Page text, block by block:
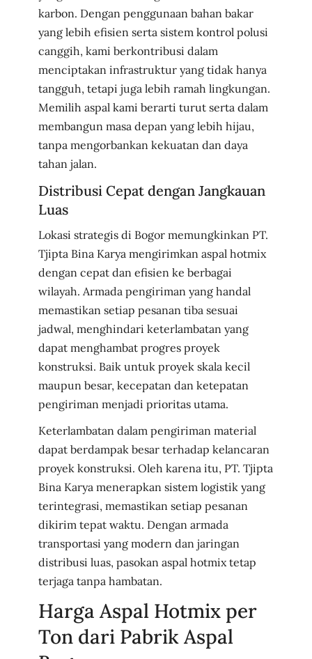
karbon. Dengan penggunaan bahan bakar
yang lebih efisien serta sistem kontrol polusi
canggih, kami berkontribusi dalam
menciptakan infrastruktur yang tidak hanya
tangguh, tetapi juga lebih ramah lingkungan.
Memilih aspal kami berarti turut serta dalam
membangun masa depan yang lebih hijau,
tanpa mengorbankan kekuatan dan daya
tahan jalan.
Distribusi Cepat dengan Jangkauan
Luas
Lokasi strategis di Bogor memungkinkan PT.
Tjipta Bina Karya mengirimkan aspal hotmix
dengan cepat dan efisien ke berbagai
wilayah. Armada pengiriman yang handal
memastikan setiap pesanan tiba sesuai
jadwal, menghindari keterlambatan yang
dapat menghambat progres proyek
konstruksi. Baik untuk proyek skala kecil
maupun besar, kecepatan dan ketepatan
pengiriman menjadi prioritas utama.
Keterlambatan dalam pengiriman material
dapat berdampak besar terhadap kelancaran
proyek konstruksi. Oleh karena itu, PT. Tjipta
Bina Karya menerapkan sistem logistik yang
terintegrasi, memastikan setiap pesanan
dikirim tepat waktu. Dengan armada
transportasi yang modern dan jaringan
distribusi luas, pasokan aspal hotmix tetap
terjaga tanpa hambatan.
Harga Aspal Hotmix per
Ton dari Pabrik Aspal